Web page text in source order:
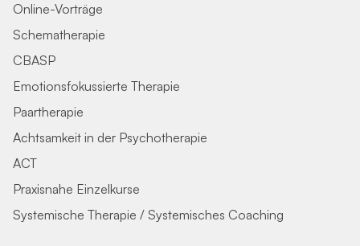
Online-Vorträge
Schematherapie
CBASP
Emotionsfokussierte Therapie
Paartherapie
Achtsamkeit in der Psychotherapie
ACT
Praxisnahe Einzelkurse
Systemische Therapie / Systemisches Coaching